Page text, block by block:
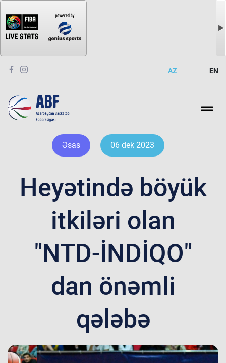
AZ EN
Əsas 06 dek 2023
Heyətində böyük
itkiləri olan
"NTD-İNDİQO"
dan önəmli
qələbə